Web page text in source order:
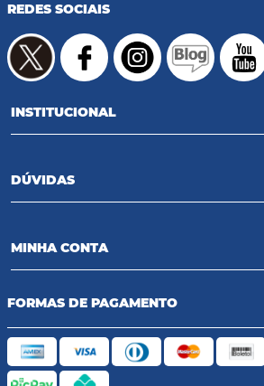
REDES SOCIAIS
INSTITUCIONAL
DÚVIDAS
MINHA CONTA
FORMAS DE PAGAMENTO